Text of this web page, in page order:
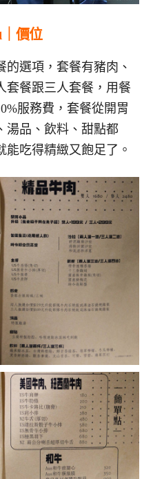
價位
的選項，套餐有豬肉、
套餐跟三人套餐，用餐
服務費，套餐從開胃
湯品、飲料、甜點都
吃得精緻又飽足了。